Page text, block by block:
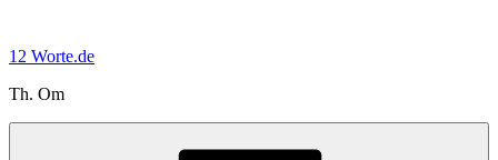
springen
12 Worte.de
Th. Om